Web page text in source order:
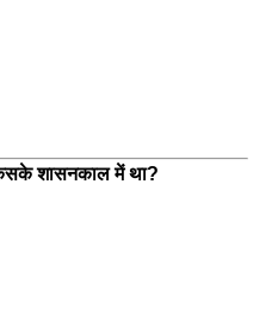
शासनकाल में था?